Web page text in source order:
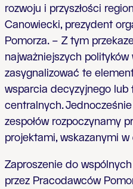
rozwoju i przyszłości
Canowiecki, prezydent
Pomorza. – Z tym
najważniejszych polityków
zasygnalizować te
wsparcia decyzyjnego lub
centralnych.
zespołów rozpoczynamy
projektami, wskazanymi
Zaproszenie do
przez Pracodawców